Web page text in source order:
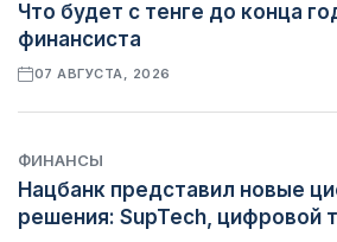
Что будет с тенге до конца
финансиста
07 АВГУСТА, 2026
ФИНАНСЫ
Нацбанк представил новые
решения: SupTech, цифровой